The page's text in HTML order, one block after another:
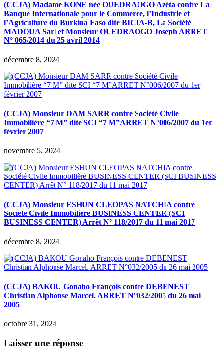
(CCJA) Madame KONE née OUEDRAOGO Azéta contre La
Banque Internationale pour le Commerce, l’Industrie et
l’Agriculture du Burkina Faso dite BICIA-B, La Société
MADOUA Sarl et Monsieur OUEDRAOGO Joseph ARRET
N° 065/2014 du 25 avril 2014
décembre 8, 2024
(CCJA) Monsieur DAM SARR contre Société Civile
Immobilière “7 M” dite SCI “7 M”ARRET N°006/2007 du 1er
février 2007
novembre 5, 2024
(CCJA) Monsieur ESHUN CLEOPAS NATCHIA contre
Société Civile Immobilière BUSINESS CENTER (SCI
BUSINESS CENTER) Arrêt N° 118/2017 du 11 mai 2017
décembre 8, 2024
(CCJA) BAKOU Gonaho François contre DEBENEST
Christian Alphonse Marcel. ARRET N°032/2005 du 26 mai
2005
octobre 31, 2024
Laisser une réponse